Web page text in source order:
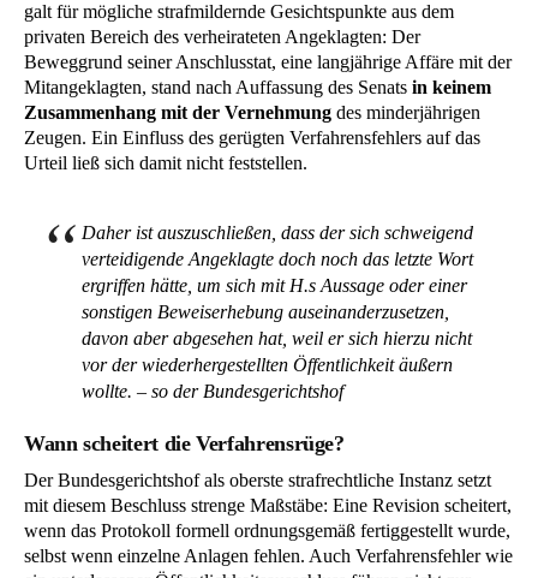
galt für mögliche strafmildernde Gesichtspunkte aus dem
privaten Bereich des verheirateten Angeklagten: Der
Beweggrund seiner Anschlusstat, eine langjährige Affäre mit der
Mitangeklagten, stand nach Auffassung des Senats in keinem
Zusammenhang mit der Vernehmung des minderjährigen
Zeugen. Ein Einfluss des gerügten Verfahrensfehlers auf das
Urteil ließ sich damit nicht feststellen.
Daher ist auszuschließen, dass der sich schweigend
verteidigende Angeklagte doch noch das letzte Wort
ergriffen hätte, um sich mit H.s Aussage oder einer
sonstigen Beweiserhebung auseinanderzusetzen,
davon aber abgesehen hat, weil er sich hierzu nicht
vor der wiederhergestellten Öffentlichkeit äußern
wollte. – so der Bundesgerichtshof
Wann scheitert die Verfahrensrüge?
Der Bundesgerichtshof als oberste strafrechtliche Instanz setzt
mit diesem Beschluss strenge Maßstäbe: Eine Revision scheitert,
wenn das Protokoll formell ordnungsgemäß fertiggestellt wurde,
selbst wenn einzelne Anlagen fehlen. Auch Verfahrensfehler wie